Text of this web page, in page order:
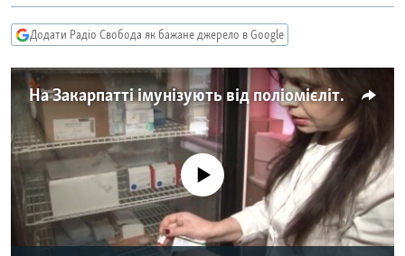
пошуку
СПОРТ
УКРАЇНА
СВІТ
КРИМ.РЕАЛІЇ
ТИ ЯК?
СХЕМИ
КИТАЙ.ВИКЛИКИ
МУЛЬТИМЕДІА
ФОТО
СПЕЦПРОЄКТИ
ПОДКАСТИ
Додати Радіо Свобода як бажане джерело в Google
На Закарпатті імунізують від поліомієліту під час карантину у школах
No media source currently available